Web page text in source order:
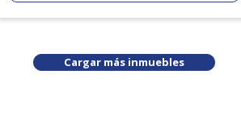
Cargar más inmuebles